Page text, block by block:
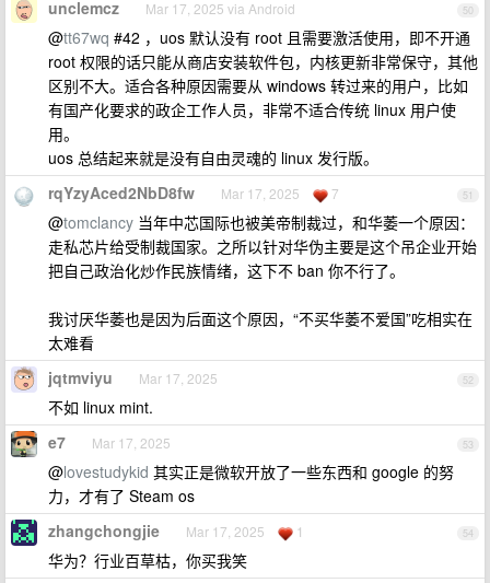
50
unclemcz Mar 17, 2025 via Android
@tt67wq #42 ，uos 默认没有 root 且需要激活使用，即不开通
root 权限的话只能从商店安装软件包，内核更新非常保守，其他
区别不大。适合各种原因需要从 windows 转过来的用户，比如
有国产化要求的政企工作人员，非常不适合传统 linux 用户使
用。
uos 总结起来就是没有自由灵魂的 linux 发行版。
51
rqYzyAced2NbD8fw Mar 17, 2025 7
@tomclancy 当年中芯国际也被美帝制裁过，和华萎一个原因：
走私芯片给受制裁国家。之所以针对华伪主要是这个吊企业开始
把自己政治化炒作民族情绪，这下不 ban 你不行了。
我讨厌华萎也是因为后面这个原因，“不买华萎不爱国”吃相实在
太难看
52
jqtmviyu Mar 17, 2025
不如 linux mint.
53
e7 Mar 17, 2025
@lovestudykid 其实正是微软开放了一些东西和 google 的努
力，才有了 Steam os
54
zhangchongjie Mar 17, 2025 1
华为？行业百草枯，你买我笑